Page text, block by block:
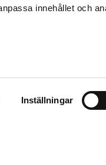
innehållet och
Inställningar